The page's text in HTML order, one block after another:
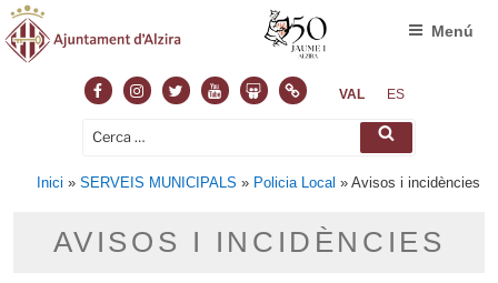
FacebookInstagram
TwitterYoutubeSlideshare
NormasVAL ES
Cerca: Cerca
Menú
Inici »SERVEIS MUNICIPALS » Policia Local »Avisos i incidències
AVISOS I INCIDÈNCIES